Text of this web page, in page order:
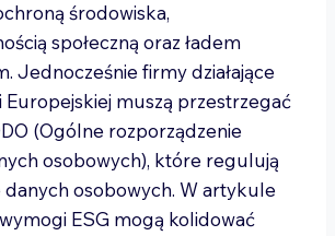
środowiska,
społeczną oraz ładem
Jednocześnie firmy działające
Europejskiej muszą przestrzegać
(Ogólne rozporządzenie
osobowych), które regulują
danych osobowych. W artykule
ESG mogą kolidować